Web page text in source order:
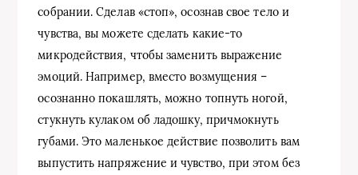
собрании. Сделав «стоп», осознав свое тело и
чувства, вы можете сделать какие-то
микродействия, чтобы заменить выражение
эмоций. Например, вместо возмущения –
осознанно покашлять, можно топнуть ногой,
стукнуть кулаком об ладошку, причмокнуть
губами. Это маленькое действие позволить вам
выпустить напряжение и чувство, при этом без